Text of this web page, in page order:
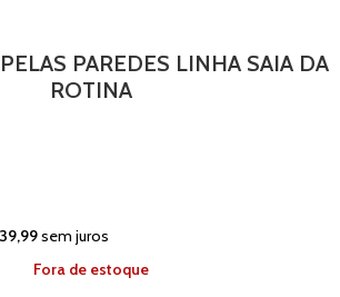
PAREDES LINHA SAIA DA
ROTINA
39,99sem juros
Fora de estoque